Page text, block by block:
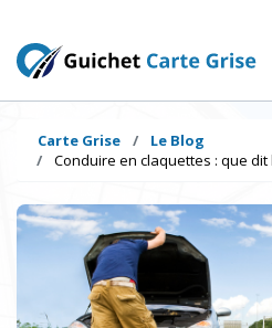
Carte Grise
Le Blog
Conduire en claquettes : que dit